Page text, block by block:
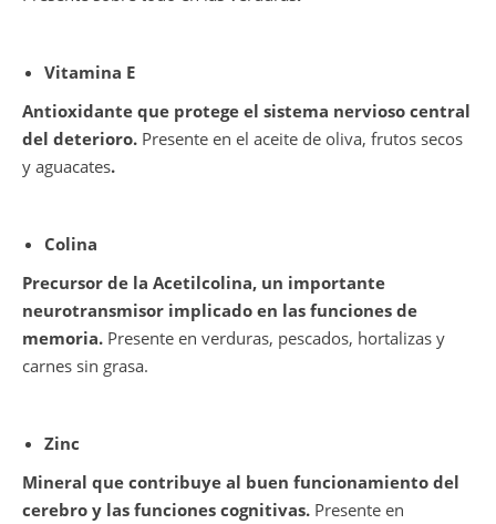
Vitamina E
Antioxidante que protege el sistema nervioso central
del deterioro. Presente en el aceite de oliva, frutos secos
y aguacates.
Colina
Precursor de la Acetilcolina, un importante
neurotransmisor implicado en las funciones de
memoria. Presente en verduras, pescados, hortalizas y
carnes sin grasa.
Zinc
Mineral que contribuye al buen funcionamiento del
cerebro y las funciones cognitivas. Presente en